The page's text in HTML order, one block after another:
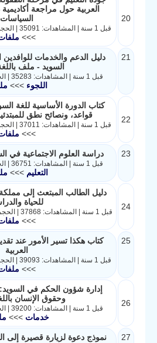
20
العربية حول مراجعة
السياسات
قبل 1 سنة | المشاهدات: 35091 | الحجم: 1.4MB
>>>
21
دليل الدعم والخدمات
السويد - ملف
قبل 1 سنة | المشاهدات: 35283 | الحجم: 536.8KB
اللجوء >>>
22
كتاب الدورة الأساسية للغة
قواعد، ونصائح نطق
قبل 1 سنة | المشاهدات: 37011 | الحجم: 1.4MB
>>>
23 دراسة العلوم الاجتماعية في
قبل 1 سنة | المشاهدات: 36751 | الحجم: 553.8KB
التعليم>>>
24
دليل الطالب المبتعث إلى
للحياة
قبل 1 سنة | المشاهدات: 37868 | الحجم: 2.3MB
>>>
25
كتاب هكذا تسير الأمور عند
العربية
قبل 1 سنة | المشاهدات: 39093 | الحجم: 1.2MB
>>>
26
إدارة شؤون الحكم في السويد:
وحقوق الإنسان
قبل 1 سنة | المشاهدات: 39200 | الحجم: 299.9KB
خدمات>>>
27
نموذج دعوة لزيارة قصيرة إلى